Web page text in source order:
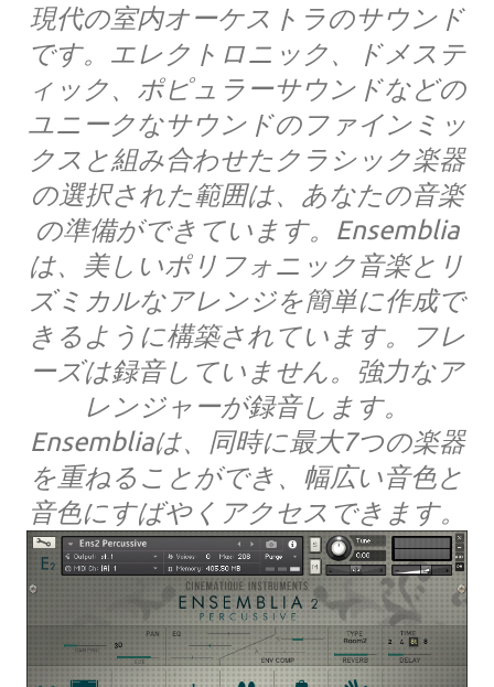
現代の室内オーケストラのサウンド
です。エレクトロニック、ドメステ
ィック、ポピュラーサウンドなどの
ユニークなサウンドのファインミッ
クスと組み合わせたクラシック楽器
の選択された範囲は、あなたの音楽
の準備ができています。Ensemblia
は、美しいポリフォニック音楽とリ
ズミカルなアレンジを簡単に作成で
きるように構築されています。フレ
ーズは録音していません。強力なア
レンジャーが録音します。
Ensembliaは、同時に最大7つの楽器
を重ねることができ、幅広い音色と
音色にすばやくアクセスできます。